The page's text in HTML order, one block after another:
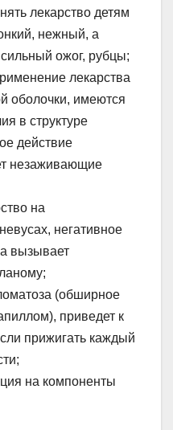
лекарство детям
нежный, а
ожог, рубцы;
лекарства
оболочки, имеются
в структуре
действие
незаживающие
на
негативное
вызывает
(обширное
приведет к
прижигать каждый
на компоненты